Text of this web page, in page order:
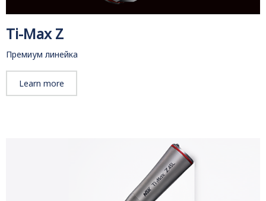
Ti-Max Z
Премиум линейка
Learn more